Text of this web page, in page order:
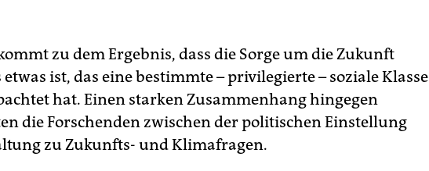
zu dem Ergebnis, dass die Sorge um die Zukunft
etwas ist, das eine bestimmte – privilegierte – soziale Klasse
hat. Einen starken Zusammenhang hingegen
die Forschenden zwischen der politischen Einstellung
zu Zukunfts- und Klimafragen.